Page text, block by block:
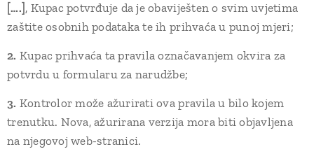
[….] , Kupac potvrđuje da je obaviješten o svim uvjetima
zaštite osobnih podataka te ih prihvaća u punoj mjeri;
2. Kupac prihvaća ta pravila označavanjem okvira za
potvrdu u formularu za narudžbe;
3. Kontrolor može ažurirati ova pravila u bilo kojem
trenutku. Nova, ažurirana verzija mora biti objavljena
na njegovoj web-stranici.